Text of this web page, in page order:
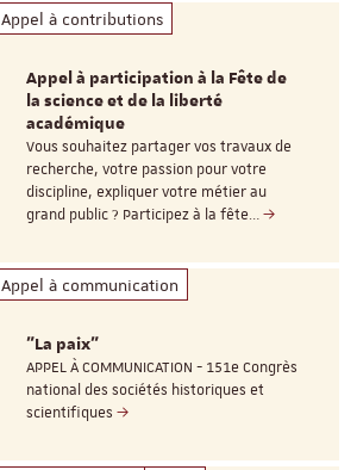
Appel à contributions
Appel à participation à la Fête de
la science et de la liberté
académique
Vous souhaitez partager vos travaux de
recherche, votre passion pour votre
discipline, expliquer votre métier au
grand public ? Participez à la fête…
Appel à communication
"La paix"
APPEL À COMMUNICATION - 151e Congrès
national des sociétés historiques et
scientifiques